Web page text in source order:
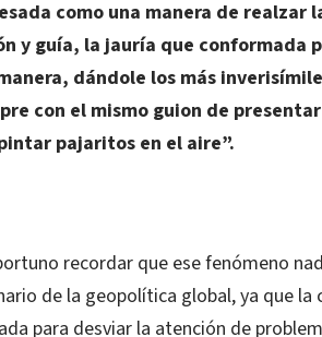
como una manera de realzar
y guía, la jauría que conformada
dándole los más
con el mismo guion de
pajaritos en el aire”.
recordar que ese fenómeno
de la geopolítica global, ya que
para desviar la atención de